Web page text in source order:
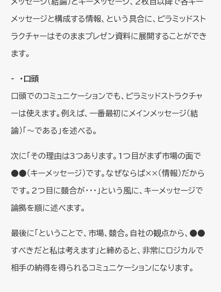
メッセージと構成する情報、という具合に、ピラミッドスト
ラクチャーはそのままプレゼン資料に展開することができ
ます。
・口頭
口頭でのコミュニケーションでも、ピラミッドストラクチャ
ーは使えます。例えば、一番最初にメインメッセージ（結
論）「～である」を述べる。
次に「その理由は3つあります。1つ目がまず市場の面で
●●（キーメッセージ）です。なぜならば××（情報）だから
です。2つ目に競合が・・・」という風に、キーメッセージで
論拠を順に述べます。
最後に「ということで、市場、競合。自社の観点から、●●
すべきだと私は考えます」と締めると、非常にロジカルで
相手の納得を得られるコミュニケーションになります。